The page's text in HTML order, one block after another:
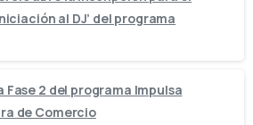
al DJ’ del programa
Fase 2 del programa Impulsa
de Comercio